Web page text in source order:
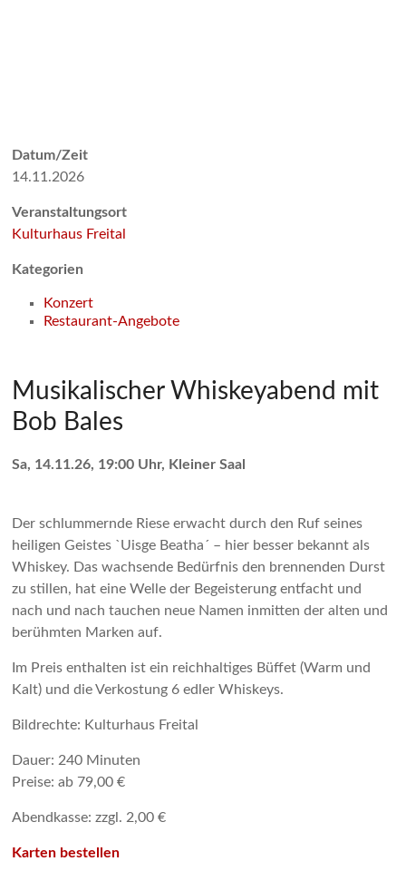
Datum/Zeit
14.11.2026
Veranstaltungsort
Kulturhaus Freital
Kategorien
Konzert
Restaurant-Angebote
Musikalischer Whiskeyabend mit
Bob Bales
Sa, 14.11.26, 19:00 Uhr, Kleiner Saal
Der schlummernde Riese erwacht durch den Ruf seines
heiligen Geistes `Uisge Beatha´ – hier besser bekannt als
Whiskey. Das wachsende Bedürfnis den brennenden Durst
zu stillen, hat eine Welle der Begeisterung entfacht und
nach und nach tauchen neue Namen inmitten der alten und
berühmten Marken auf.
Im Preis enthalten ist ein reichhaltiges Büffet (Warm und
Kalt) und die Verkostung 6 edler Whiskeys.
Bildrechte: Kulturhaus Freital
Dauer: 240 Minuten
Preise: ab 79,00 €
Abendkasse: zzgl. 2,00 €
Karten bestellen